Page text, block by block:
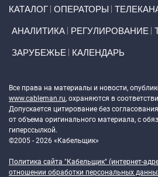
КАТАЛОГ ОПЕРАТОРЫ
АНАЛИТИКА РЕГУЛИРОВАНИЕ
ЗАРУБЕЖЬЕ КАЛЕНДАРЬ
Все права на материалы и новости,
www.cableman.ru, охраняются в
Допускается цитирование без
от объема оригинального материала, с
гиперссылкой.
©2005 - 2026 «Кабельщик»
Политика сайта "Кабельщик" (интернет-
отношении обработки персональных